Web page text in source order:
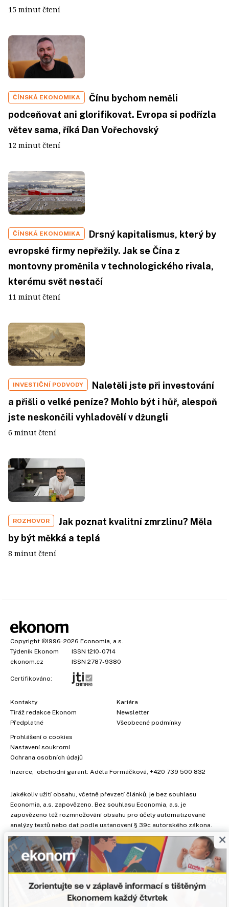
15 minut čtení
ČÍNSKÁ EKONOMIKA
Čínu bychom neměli
podceňovat ani glorifikovat. Evropa si podřízla
větev sama, říká Dan Vořechovský
12 minut čtení
ČÍNSKÁ EKONOMIKA
Drsný kapitalismus, který by
evropské firmy nepřežily. Jak se Čína z
montovny proměnila v technologického rivala,
kterému svět nestačí
11 minut čtení
INVESTIČNÍ PODVODY
Naletěli jste při investování
a přišli o velké peníze? Mohlo být i hůř, alespoň
jste neskončili vyhladovělí v džungli
6 minut čtení
ROZHOVOR
Jak poznat kvalitní zmrzlinu? Měla
by být měkká a teplá
8 minut čtení
Copyright ©1996-2026 Economia, a.s.
Týdeník Ekonom
ISSN 1210-0714
ekonom.cz
ISSN 2787-9380
Certifikováno:
Kontakty
Tiráž redakce Ekonom
Předplatné
Kariéra
Newsletter
Všeobecné podmínky
Prohlášení o cookies
Nastavení soukromí
Ochrana osobních údajů
Inzerce , obchodní garant: Adéla Formáčková +420 739 500 832
Jakékoliv užití obsahu, včetně převzetí článků, je bez souhlasu
Economia, a.s. zapovězeno. Bez souhlasu Economia, a.s. je
zapovězeno též rozmnožování obsahu pro účely automatizované
analýzy textů nebo dat podle ustanovení § 39c autorského zákona.
×